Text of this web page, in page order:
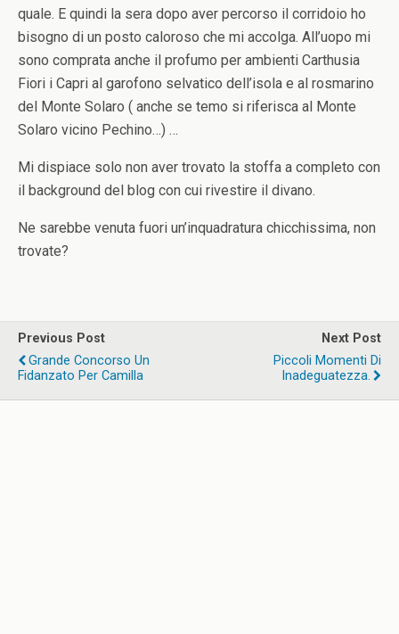
quale. E quindi la sera dopo aver percorso il corridoio ho
bisogno di un posto caloroso che mi accolga. All’uopo mi
sono comprata anche il profumo per ambienti Carthusia
Fiori i Capri al garofono selvatico dell’isola e al rosmarino
del Monte Solaro ( anche se temo si riferisca al Monte
Solaro vicino Pechino…) …
Mi dispiace solo non aver trovato la stoffa a completo con
il background del blog con cui rivestire il divano.
Ne sarebbe venuta fuori un’inquadratura chicchissima, non
trovate?
Previous Post
Grande Concorso Un
Fidanzato Per Camilla
Next Post
Piccoli Momenti Di
Inadeguatezza.